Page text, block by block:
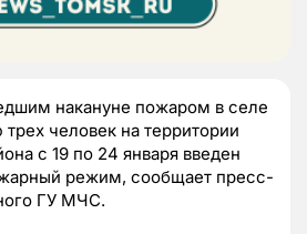
накануне пожаром в селе
человек на территории
с 19 по 24 января введен
режим, сообщает пресс-
ГУ МЧС.